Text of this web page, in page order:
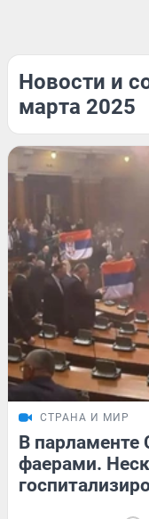
Новости и
марта 2025
СТРАНА И МИР
В парламенте
фаерами.